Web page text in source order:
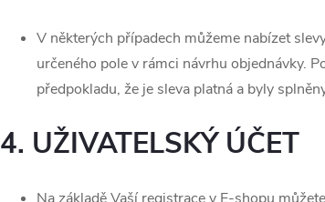
V některých případech můžeme nabízet
určeného pole v rámci návrhu objednávky.
předpokladu, že je sleva platná a byly
4. UŽIVATELSKÝ ÚČET